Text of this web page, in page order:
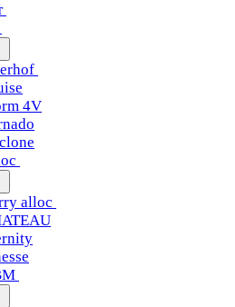
4V
alloc